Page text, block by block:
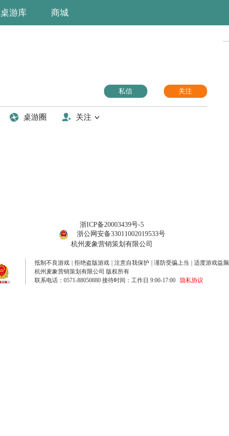
桌游库 商城
私信 关注
桌游圈 关注
浙ICP备20003439号-5
浙公网安备33011002019533号
杭州麦象营销策划有限公司
抵制不良游戏 拒绝盗版游戏 注意自我保护 谨防受骗上当 适度游戏益脑
杭州麦象营销策划有限公司 版权所有
联系电话：0571-88050880 接待时间：工作日 9:00-17:00
隐私协议